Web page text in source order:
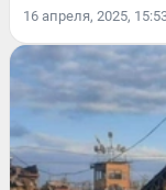
16 апреля, 2025,